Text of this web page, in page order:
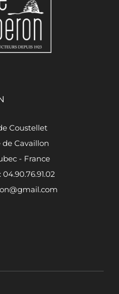
Coustellet
de Cavaillon
- France
04.90.76.91.02